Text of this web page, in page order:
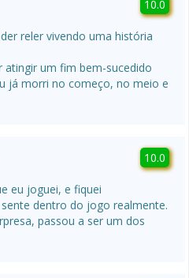
10.0
reler vivendo uma história
um fim bem-sucedido
já morri no começo, no meio e
10.0
eu joguei, e fiquei
dentro do jogo realmente.
passou a ser um dos